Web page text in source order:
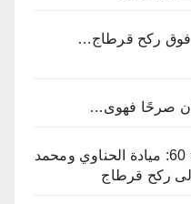
فوق ركح قرطاج…
صرحًا فهوى…
مهرجان قرطاج الدولي- الدورة 60: ميادة الحناوي ومحمد
ركح قرطاج